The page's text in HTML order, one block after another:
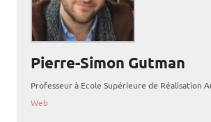
Pierre-Simon Gutman
Professeurà Ecole Supérieure de Réalisation
Web